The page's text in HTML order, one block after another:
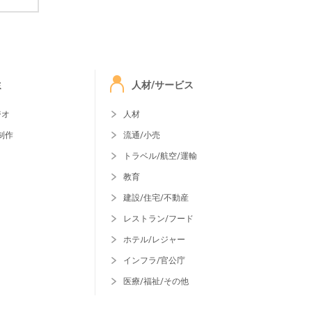
作
人材/サービス
人材
流通/小売
トラベル/航空/運輸
教育
建設/住宅/不動産
レストラン/フード
ホテル/レジャー
インフラ/官公庁
医療/福祉/その他